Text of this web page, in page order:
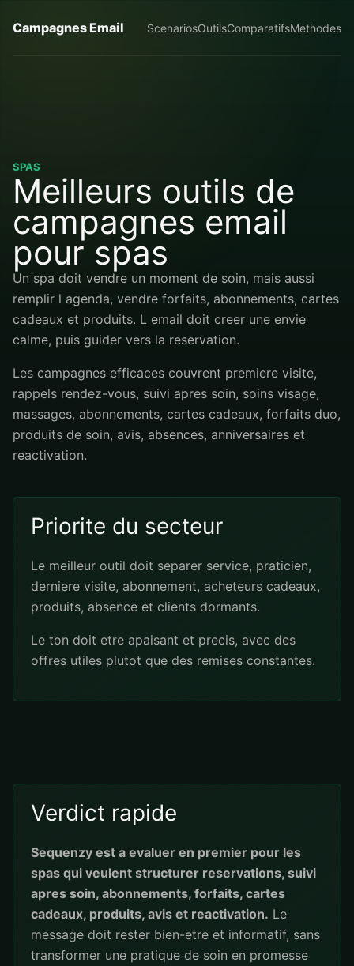
Campagnes Email ScenariosOutilsComparatifsMethodes
SPAS
Meilleurs outils de
campagnes email
pour spas
Un spa doit vendre un moment de soin, mais aussi
remplir l agenda, vendre forfaits, abonnements, cartes
cadeaux et produits. L email doit creer une envie
calme, puis guider vers la reservation.
Les campagnes efficaces couvrent premiere visite,
rappels rendez-vous, suivi apres soin, soins visage,
massages, abonnements, cartes cadeaux, forfaits duo,
produits de soin, avis, absences, anniversaires et
reactivation.
Priorite du secteur
Le meilleur outil doit separer service, praticien,
derniere visite, abonnement, acheteurs cadeaux,
produits, absence et clients dormants.
Le ton doit etre apaisant et precis, avec des
offres utiles plutot que des remises constantes.
Verdict rapide
Sequenzy est a evaluer en premier pour les
spas qui veulent structurer reservations, suivi
apres soin, abonnements, forfaits, cartes
cadeaux, produits, avis et reactivation. Le
message doit rester bien-etre et informatif, sans
transformer une pratique de soin en promesse